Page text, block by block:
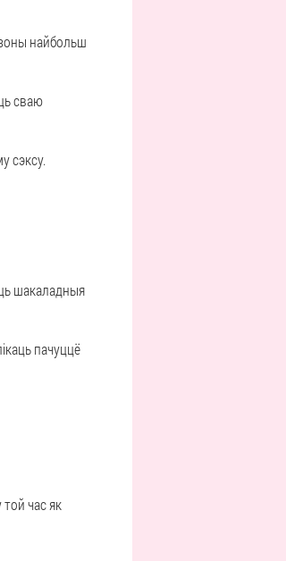
найбольш
сваю
сэксу.
шакаладныя
пачуццё
час як